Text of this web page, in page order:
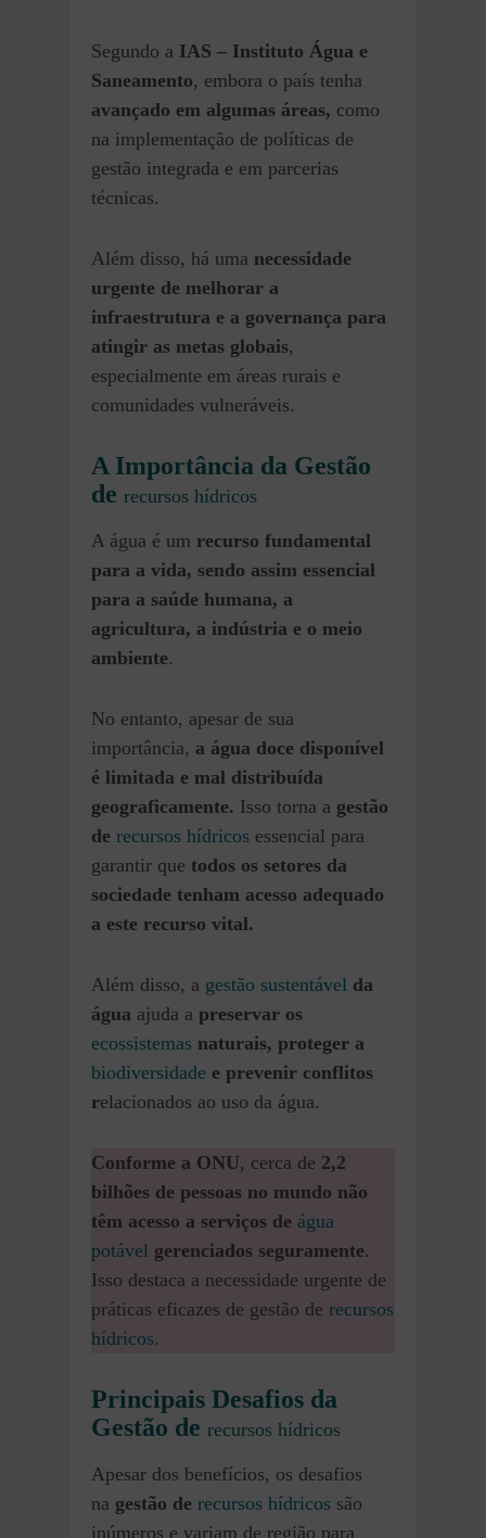
Segundo a IAS – Instituto Água e
Saneamento, embora o país tenha
avançado em algumas áreas, como
na implementação de políticas de
gestão integrada e em parcerias
técnicas.
Além disso, há uma necessidade
urgente de melhorar a
infraestrutura e a governança para
atingir as metas globais,
especialmente em áreas rurais e
comunidades vulneráveis​.
A Importância da Gestão
de recursos hídricos
A água é um recurso fundamental
para a vida, sendo assim essencial
para a saúde humana, a
agricultura, a indústria e o meio
ambiente.
No entanto, apesar de sua
importância, a água doce disponível
é limitada e mal distribuída
geograficamente. Isso torna a gestão
de recursos hídricos essencial para
garantir que todos os setores da
sociedade tenham acesso adequado
a este recurso vital.
Além disso, a gestão sustentável da
água ajuda a preservar os
ecossistemas naturais, proteger a
biodiversidade e prevenir conflitos
relacionados ao uso da água.
Conforme a ONU, cerca de 2,2
bilhões de pessoas no mundo não
têm acesso a serviços de água
potável gerenciados seguramente.
Isso destaca a necessidade urgente de
práticas eficazes de gestão de recursos
hídricos.
Principais Desafios da
Gestão de recursos hídricos
Apesar dos benefícios, os desafios
na gestão de recursos hídricos são
inúmeros e variam de região para